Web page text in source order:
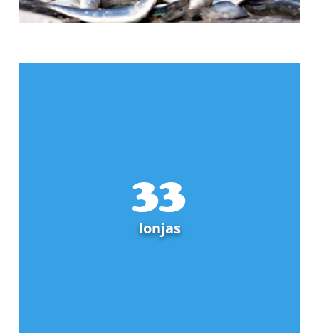
33
lonjas